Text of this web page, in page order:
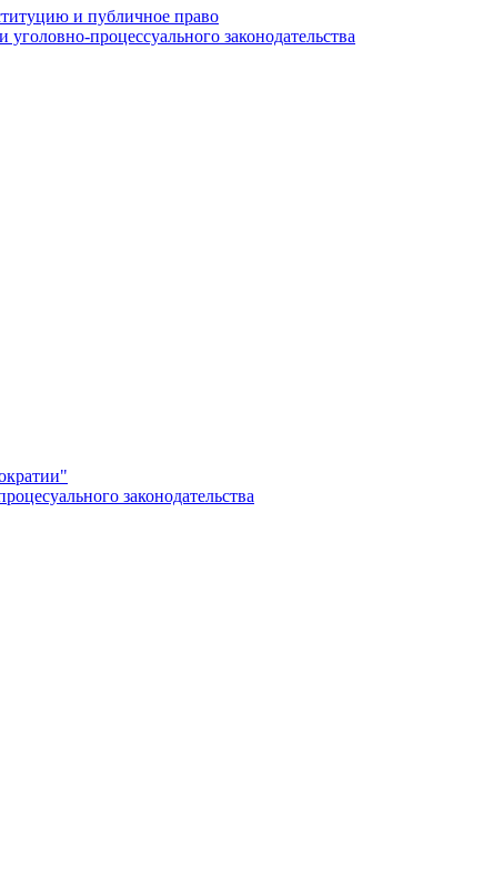
и публичное право
процессуального законодательства
законодательства